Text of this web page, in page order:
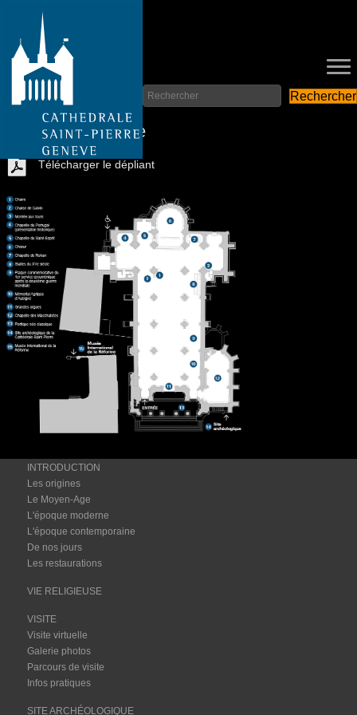
Rechercher
Parcours de visite
Télécharger le dépliant
INTRODUCTION
Les origines
Le Moyen-Age
L'époque moderne
L'époque contemporaine
De nos jours
Les restaurations
VIE RELIGIEUSE
VISITE
Visite virtuelle
Galerie photos
Parcours de visite
Infos pratiques
SITE ARCHÉOLOGIQUE